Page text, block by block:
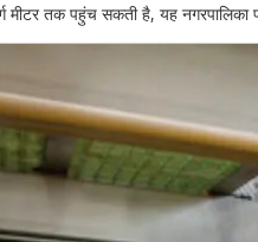
मीटर तक पहुंच सकती है, यह